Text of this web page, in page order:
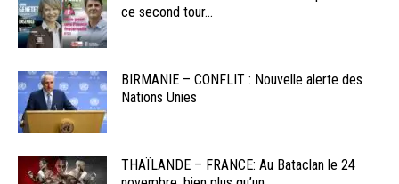
ce second tour...
BIRMANIE – CONFLIT : Nouvelle alerte des
Nations Unies
THAÏLANDE – FRANCE: Au Bataclan le 24